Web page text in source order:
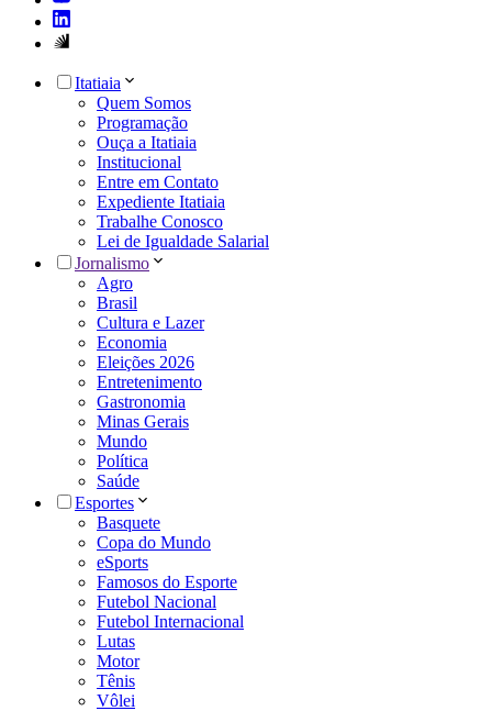
Itatiaia
Quem Somos
Programação
Ouça a Itatiaia
Institucional
Entre em Contato
Expediente Itatiaia
Trabalhe Conosco
Lei de Igualdade Salarial
Jornalismo
Agro
Brasil
Cultura e Lazer
Economia
Eleições 2026
Entretenimento
Gastronomia
Minas Gerais
Mundo
Política
Saúde
Esportes
Basquete
Copa do Mundo
eSports
Famosos do Esporte
Futebol Nacional
Futebol Internacional
Lutas
Motor
Tênis
Vôlei